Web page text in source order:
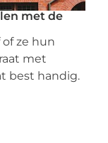
met de
ze hun
met
best handig.